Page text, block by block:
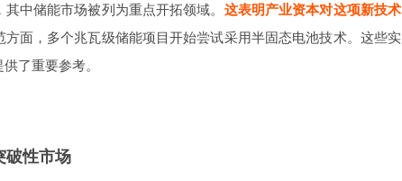
中储能市场被列为重点开拓领域。 这表明产业资本对这项新技术
方面，多个兆瓦级储能项目开始尝试采用半固态电池技术。这些实
了重要参考。
破性市场